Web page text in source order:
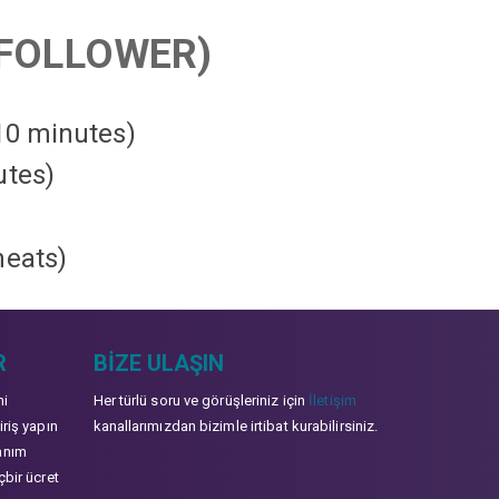
minutes)
)
yapın
ücret
BIZE ULAŞIN
Her türlü soru ve görüşleriniz için İletişim
kanallarımızdan bizimle irtibat kurabilirsiniz.